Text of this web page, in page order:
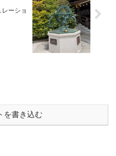
ーショ
を書き込む